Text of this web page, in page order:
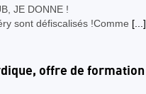
JE DONNE !
sont défiscalisés !Comme [...]
offre de formation